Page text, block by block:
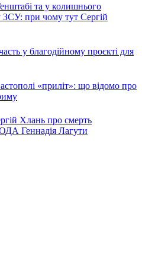
та у колишнього
ЗСУ: при чому тут Сергій
у благодійному проєкті для
«приліт»: що відомо про
Хлань про смерть
Геннадія Лагути